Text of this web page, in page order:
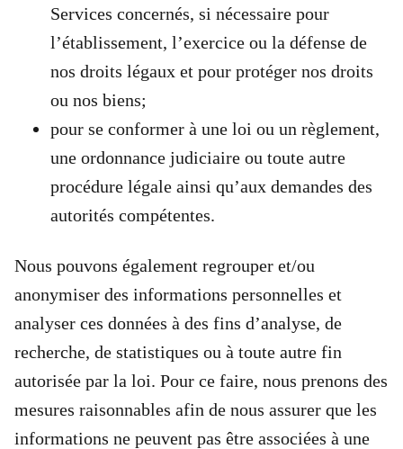
Services concernés, si nécessaire pour
l’établissement, l’exercice ou la défense de
nos droits légaux et pour protéger nos droits
ou nos biens;
pour se conformer à une loi ou un règlement,
une ordonnance judiciaire ou toute autre
procédure légale ainsi qu’aux demandes des
autorités compétentes.
Nous pouvons également regrouper et/ou
anonymiser des informations personnelles et
analyser ces données à des fins d’analyse, de
recherche, de statistiques ou à toute autre fin
autorisée par la loi. Pour ce faire, nous prenons des
mesures raisonnables afin de nous assurer que les
informations ne peuvent pas être associées à une